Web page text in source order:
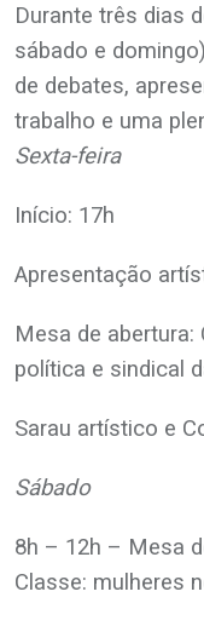
Durante três dias
sábado e
de debates,
trabalho e uma
Sexta-feira
Início: 17h
Apresentação
Mesa de
política e sindical
Sarau artístico e
Sábado
8h – 12h – Mesa
Classe: mulheres